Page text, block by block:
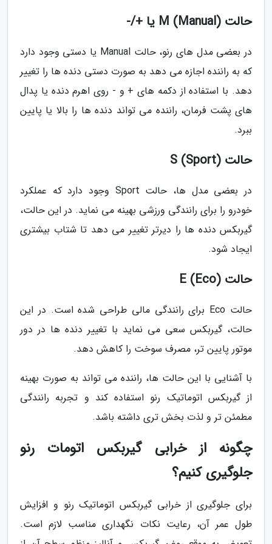
حالت M (Manual) یا +/-
در بعضی مدل های رنو، حالت Manual یا دستی وجود دارد
که به راننده اجازه می دهد به صورت دستی دنده ها را تغییر
دهد. با استفاده از دکمه های + و - روی اهرم دنده یا پدال
های پشت فرمان، راننده می تواند دنده ها را بالا یا پایین
ببرد.
حالت S (Sport)
در بعضی مدل ها، حالت Sport وجود دارد که عملکرد
خودرو را برای رانندگی ورزشی بهینه می نماید. در این حالت،
گیربکس دنده ها را دیرتر تغییر می دهد تا شتاب بیشتری
ایجاد شود.
حالت E (Eco)
حالت Eco برای رانندگی مالی طراحی شده است. در این
حالت، گیربکس سعی می نماید با تغییر دنده ها در دور
موتور پایین تر، مصرف سوخت را کاهش دهد.
با آشنایی با این حالت ها، راننده می تواند به صورت بهینه
از گیربکس اتوماتیک رنو استفاده کند و تجربه رانندگی
مطمئن تر و لذت بخش تری داشته باشد.
چگونه از خرابی گیربکس اتومات رنو
جلوگیری کنیم؟
برای جلوگیری از خرابی گیربکس اتوماتیک رنو و افزایش
طول عمر آن، رعایت نکات نگهداری مناسب لازم است.